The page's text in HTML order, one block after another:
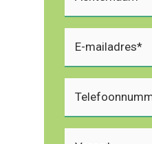
E-
mailadres
Telefoon
(Vereist)
Vraag